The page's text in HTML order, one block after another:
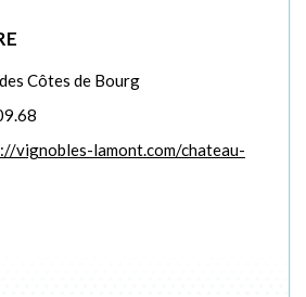
Côtes de Bourg
vignobles-lamont.com/chateau-